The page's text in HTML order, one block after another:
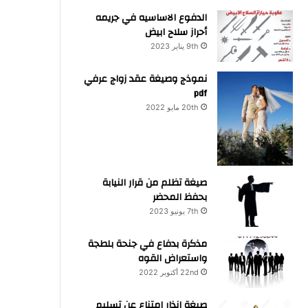
الدفوع الاساسيه في جريمه
أحراز سلاح ابيض
9th يناير 2023
نموذج وصيغة عقد زواج عرفي
pdf
20th مايو 2022
صيغة تظلم من قرار النيابة
بحفظ المحضر
7th يونيو 2023
مذكرة بدفاع في جنحة بلطجة
واستعراض القوه
22nd أكتوبر 2022